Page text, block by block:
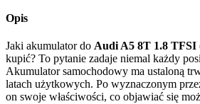
Opis
Jaki akumulator do Audi A5 8T 1.8 TFSI
kupić? To pytanie zadaje niemal każdy
Akumulator samochodowy ma ustaloną
latach użytkowych. Po wyznaczonym
on swoje właściwości, co objawiać się